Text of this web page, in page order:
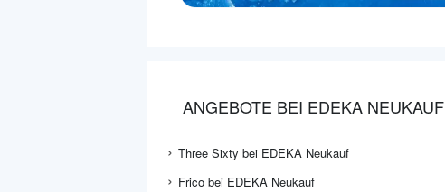
ANGEBOTE BEI EDEKA NEUKAUF
Three Sixty bei EDEKA Neukauf
Frico bei EDEKA Neukauf